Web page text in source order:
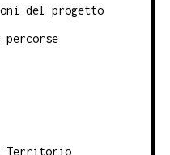
del progetto
Territorio